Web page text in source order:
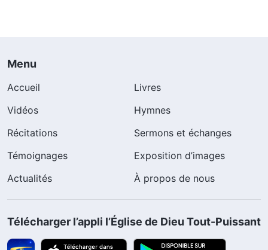
Menu
Accueil
Livres
Vidéos
Hymnes
Récitations
Sermons et échanges
Témoignages
Exposition d’images
Actualités
À propos de nous
Télécharger l’appli l’Église de Dieu Tout-Puissant